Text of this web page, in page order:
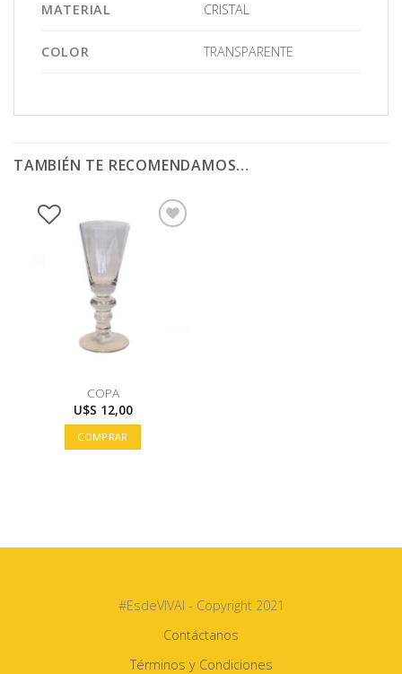
MATERIAL CRISTAL
COLOR TRANSPARENTE
TAMBIÉN TE RECOMENDAMOS…
COPA
U$S 12,00
COMPRAR
#EsdeVIVAI - Copyright 2021
Contáctanos
Términos y Condiciones